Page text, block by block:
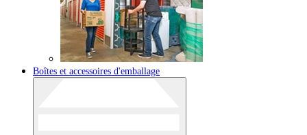
Boîtes et accessoires d'emballage